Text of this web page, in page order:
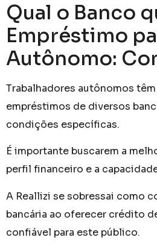
Qual o Banco
Empréstimo
Autônomo:
Trabalhadores autônomos
empréstimos de diversos
condições específicas.
É importante buscarem a
perfil financeiro e a
A Reallizi se sobressai como
bancária ao oferecer crédito
confiável para este público.